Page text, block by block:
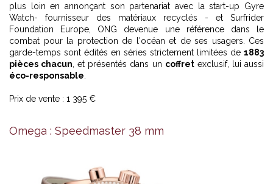
plus loin en annonçant son partenariat avec la start-up Gyre
Watch- fournisseur des matériaux recyclés - et Surfrider
Foundation Europe, ONG devenue une référence dans le
combat pour la protection de l'océan et de ses usagers. Ces
garde-temps sont édités en séries strictement limitées de 1883
pièces chacun , et présentés dans un coffretexclusif, lui aussi
éco-responsable
Prix de vente : 1 395 €
Omega : Speedmaster 38 mm